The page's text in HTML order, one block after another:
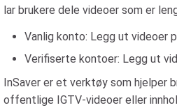
lar brukere dele videoer som er
Vanlig konto: Legg ut videoer
Verifiserte kontoer: Legg ut
InSaver er et verktøy som hjelper
offentlige IGTV-videoer eller